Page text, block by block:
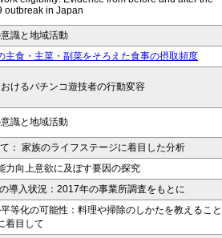
outbreak in Japan
識と地域活動
主食・主菜・副菜をそろえた食事の摂取頻度
けるパチンコ遊技者の行動変容
識と地域活動
： 家族のライフステージに着目した分析
力向上意欲に及ぼす要因の探究
導入状況：2017年の事業所調査をもとに
等化の可能性：料理や掃除のしかたを教えること
着目して